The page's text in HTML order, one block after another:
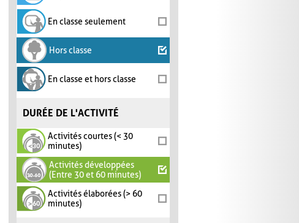
En classe seulement
Hors classe
En classe et hors classe
DURÉE DE L'ACTIVITÉ
Activités courtes (< 30
minutes)
Activités développées
(Entre 30 et 60 minutes)
Activités élaborées (> 60
minutes)